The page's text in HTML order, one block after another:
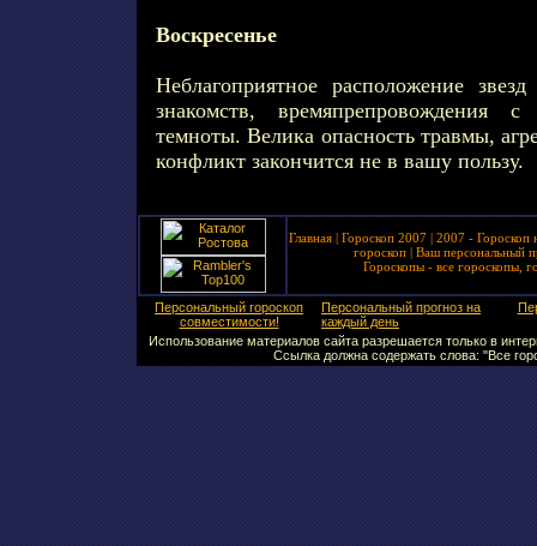
Воскресенье
Неблагоприятное расположение
знакомств, времяпрепровождения
темноты. Велика опасность травмы,
конфликт закончится не в вашу пользу.
Главная | Гороскоп 2007 | 2007 - Гороскоп
гороскоп| Ваш персональный
Гороскопы - все гороскопы,
Персональный гороскоп
совместимости!
Персональный прогноз на
каждый день
Использование материалов сайта разрешается только в
Ссылка должна содержать слова: "Все